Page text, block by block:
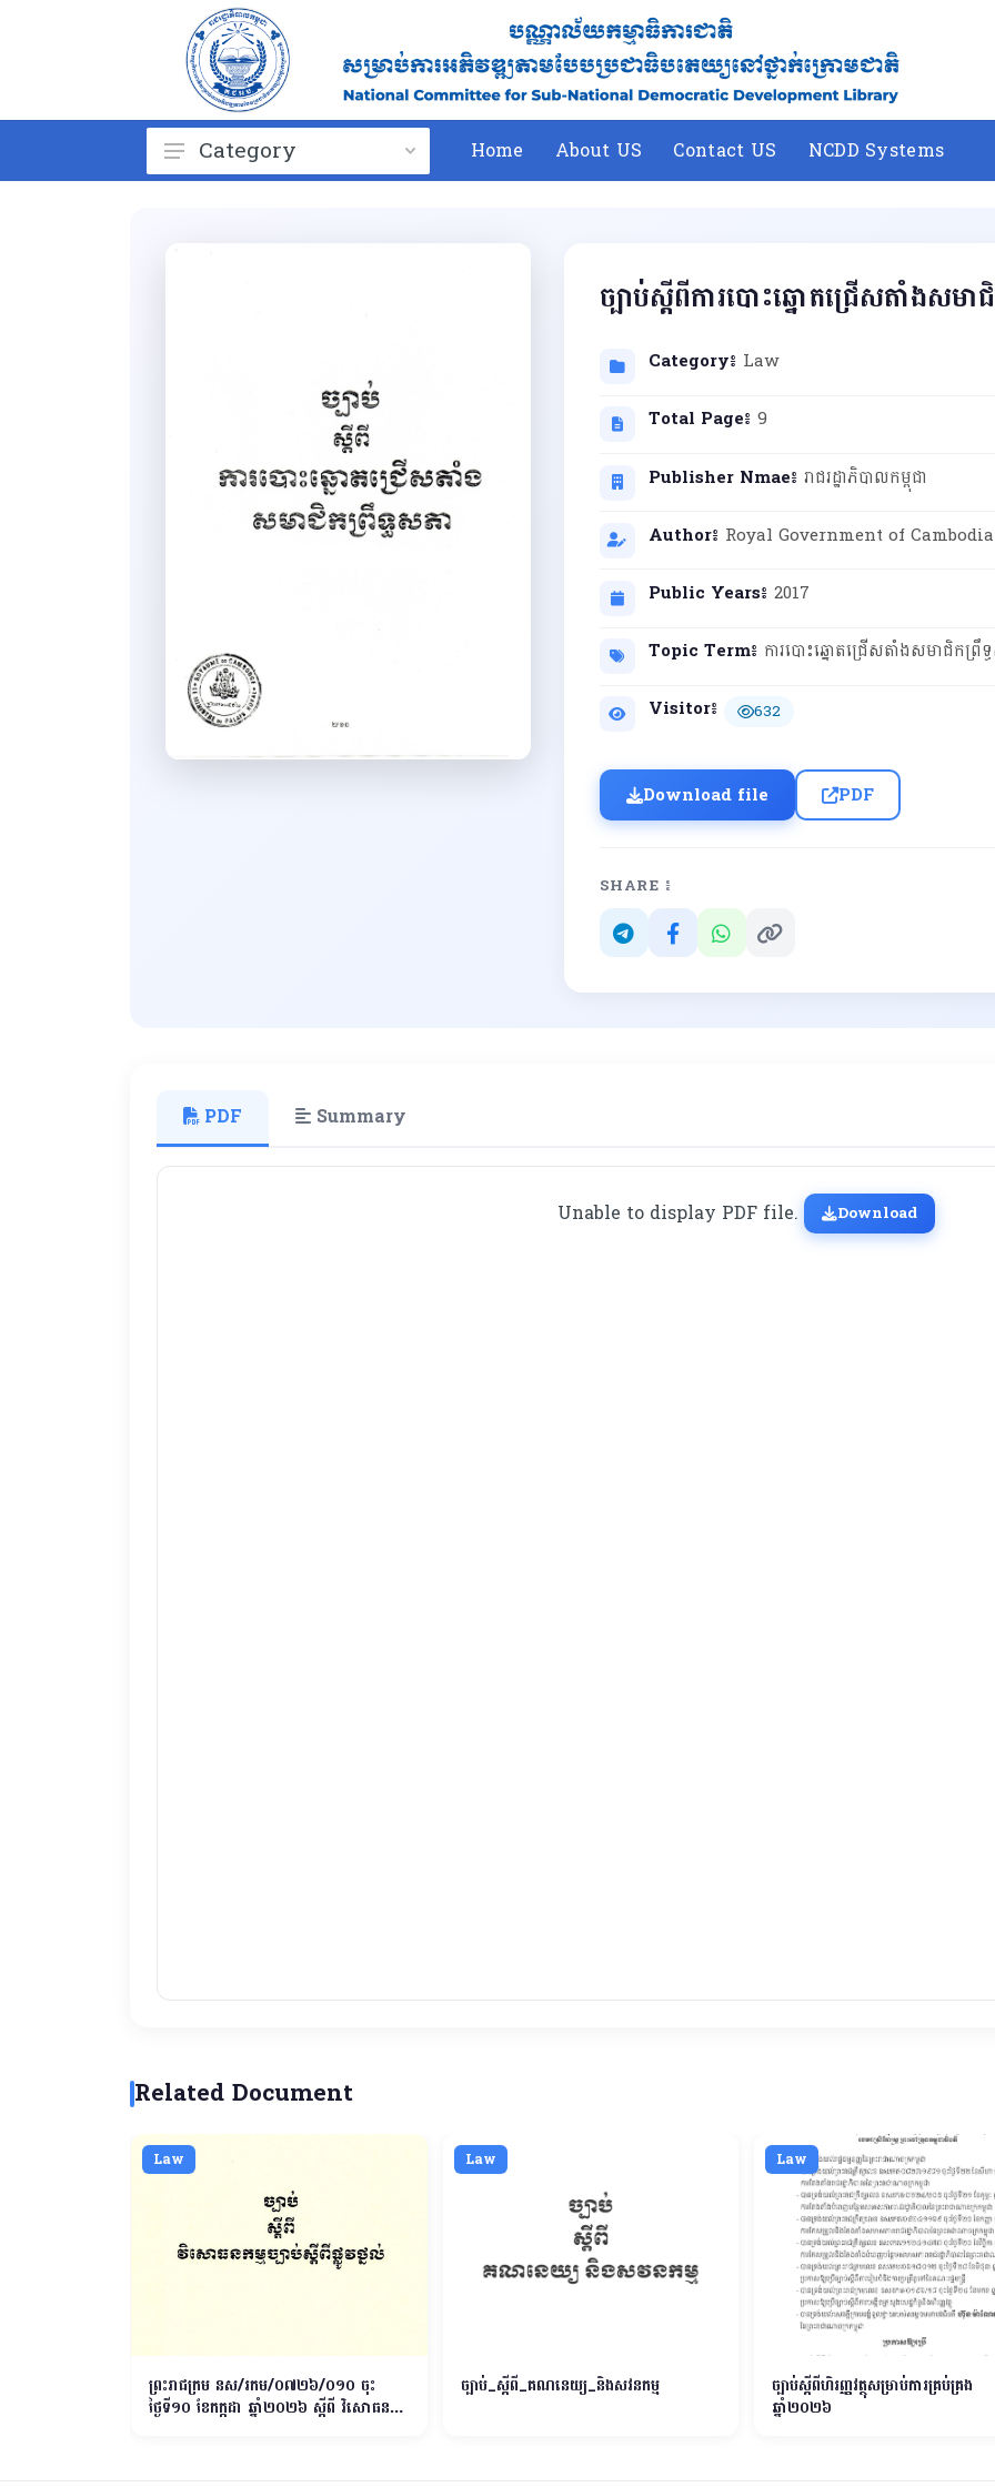
Giudeline
Book
Report
Home
Category Home About US Contact US NCDD Systems
ច្បាប់ស្ដីពីការបោះឆ្នោតជ្រើសតាំងសមា
Category៖ Law
Total Page៖ 9
Publisher Nmae៖ រាជរដ្ឋាភិបាលកម្ពុជា
Author៖ Royal Government of Cambodia
Public Years៖ 2017
Topic Term៖ ការបោះឆ្នោតជ្រើសតាំងសមាជិកព្រឹទ្
Visitor៖
632
Download file PDF
SHARE ៖
PDF Summary
Unable to display PDF file. Download
Related Document
Law
ព្រះរាជក្រម នស/រកម/០៧២៦/០១០ ចុះ
ថ្ងៃទី១០​ ខែកក្កដា ឆ្នាំ២០២៦ ស្តីពី វិសោធនកម្ម
Law
ច្បាប់_ស្ដីពី_គណនេយ្យ_និងសវនកម្ម
Law
ច្បាប់ស្តីពីហិរញ្ញវត្ថុសម្រាប់ការគ្រប់គ្រង
ឆ្នាំ២០២៦